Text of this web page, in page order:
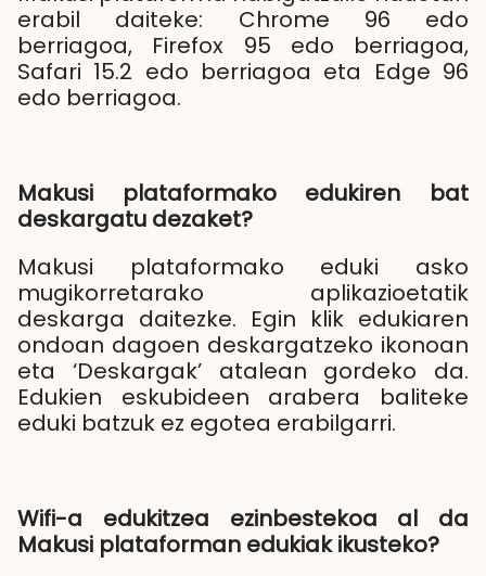
erabil daiteke: Chrome 96 edo
berriagoa, Firefox 95 edo berriagoa,
Safari 15.2 edo berriagoa eta Edge 96
edo berriagoa.
Makusi plataformako edukiren bat
deskargatu dezaket?
Makusi plataformako eduki asko
mugikorretarako aplikazioetatik
deskarga daitezke. Egin klik edukiaren
ondoan dagoen deskargatzeko ikonoan
eta ‘Deskargak’ atalean gordeko da.
Edukien eskubideen arabera baliteke
eduki batzuk ez egotea erabilgarri.
Wifi-a edukitzea ezinbestekoa al da
Makusi plataforman edukiak ikusteko?